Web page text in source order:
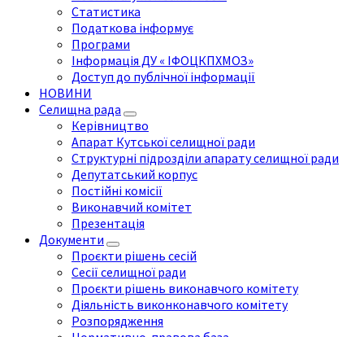
Статистика
Податкова інформує
Програми
Інформація ДУ « ІФОЦКПХМОЗ»
Доступ до публічної інформації
НОВИНИ
Селищна рада
Керівництво
Апарат Кутської селищної ради
Структурні підрозділи апарату селищної ради
Депутатський корпус
Постійні комісії
Виконавчий комітет
Презентація
Документи
Проєкти рішень сесій
Сесії селищної ради
Проєкти рішень виконавчого комітету
Діяльність виконконавчого комітету
Розпорядження